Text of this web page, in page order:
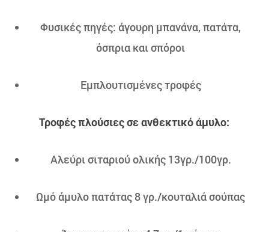
Φυσικές πηγές: άγουρη μπανάνα, πατάτα,
όσπρια και σπόροι
Εμπλουτισμένες τροφές
Τροφές πλούσιες σε ανθεκτικό άμυλο:
Αλεύρι σιταριού ολικής 13γρ./100γρ.
Ωμό άμυλο πατάτας 8 γρ./κουταλιά σούπας